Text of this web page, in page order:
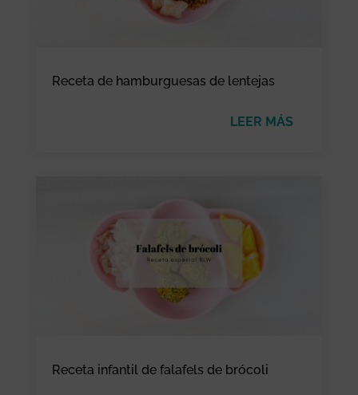
Receta de hamburguesas de lentejas
LEER MÁS
Receta infantil de falafels de brócoli